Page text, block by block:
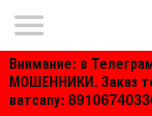
Внимание: в
МОШЕННИКИ. Заказ
ватсапу: